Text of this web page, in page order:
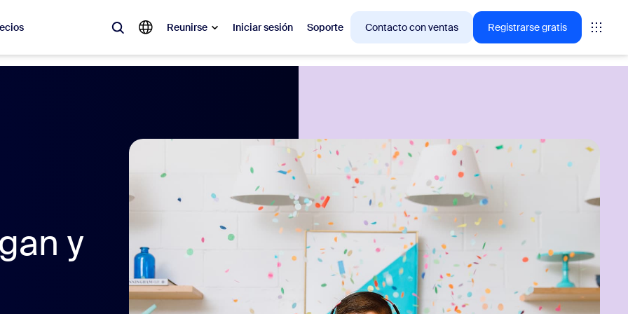
Reunirse Iniciar sesión Soporte Contacto con ventas Registrarse gratis
Reuniones
Rooms
Canvas
de contacto Información de CX
y